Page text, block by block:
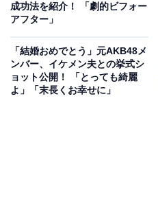
成功法を紹介！ 「劇的ビフォー
アフター」
「結婚おめでとう」元AKB48メ
ンバー、イケメン夫との挙式シ
ョット公開！ 「とっても綺麗
よ︎」「末長くお幸せに」